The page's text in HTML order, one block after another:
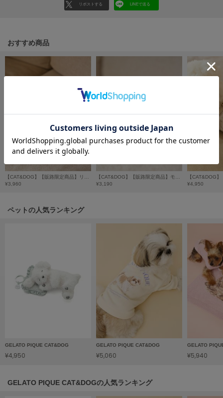
gelato pique
ジェラート ピケ
GELATO PIQUE CAT&DOG
ジェラート ピケ キャットアンドドッグ
gelato pique Sleep
ジェラート ピケ スリープ
GRAMICCI
LAATO
ラート
ル
リポストする LINEで送る
おすすめ商品
¥3,960
¥3,190
¥4,950
ペットの人気ランキング
GELATO PIQUE CAT&DOG
¥4,950
GELATO PIQUE CAT&DOG
¥5,060
GELATO
¥5,940
GELATO PIQUE CAT&DOGの人気ランキング